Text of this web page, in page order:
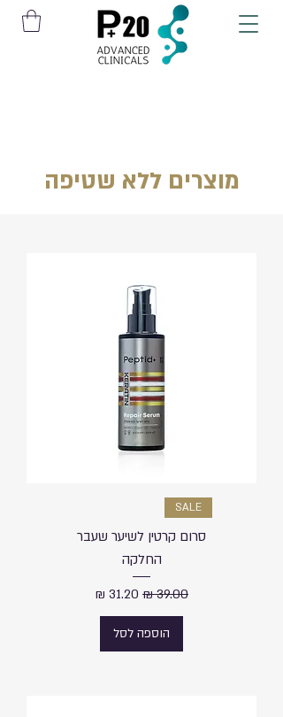
מוצרים ללא שטיפה
SALE
סרום קרטין לשיער שעבר
החלקה
מחיר רגיל מחיר מבצע
הוספה לסל